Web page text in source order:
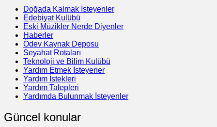
Doğada Kalmak İsteyenler
Edebiyat Kulübü
Eski Müzikler Nerde Diyenler
Haberler
Ödev Kaynak Deposu
Seyahat Rotaları
Teknoloji ve Bilim Kulübü
Yardım Etmek İsteyener
Yardım İstekleri
Yardım Talepleri
Yardımda Bulunmak İsteyenler
Güncel konular